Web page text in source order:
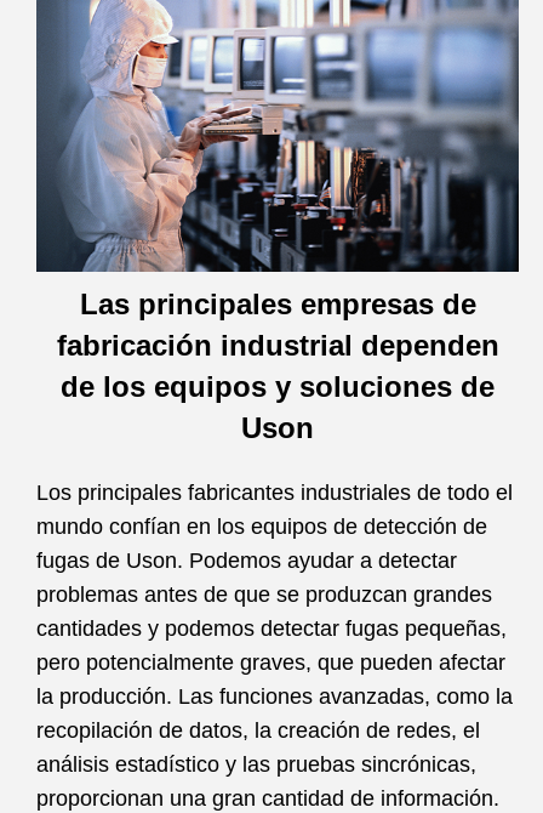
Las principales empresas de
fabricación industrial dependen
de los equipos y soluciones de
Uson
Los principales fabricantes industriales de todo el
mundo confían en los equipos de detección de
fugas de Uson. Podemos ayudar a detectar
problemas antes de que se produzcan grandes
cantidades y podemos detectar fugas pequeñas,
pero potencialmente graves, que pueden afectar
la producción. Las funciones avanzadas, como la
recopilación de datos, la creación de redes, el
análisis estadístico y las pruebas sincrónicas,
proporcionan una gran cantidad de información.